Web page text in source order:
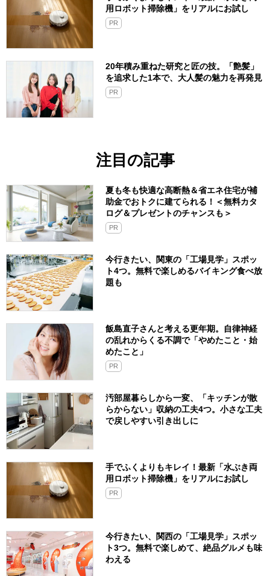
用ロボット掃除機」をリアルにお試し
PR
20年積み重ねた研究と匠の技。「艶髪」
を追求した1本で、大人髪の魅力を再発見
PR
注目の記事
夏も冬も快適な高断熱＆省エネ住宅が補
助金でおトクに建てられる！＜無料カタ
ログ＆プレゼントのチャンスも＞
PR
今行きたい、関東の「工場見学」スポッ
ト4つ。無料で楽しめるバイキング食べ放
題も
飯島直子さんと考える更年期。自律神経
の乱れからくる不調で「やめたこと・始
めたこと」
PR
汚部屋暮らしから一変、「キッチンが散
らからない」収納の工夫4つ。小さな工夫
で戻しやすい引き出しに
手でふくよりもキレイ！最新「水ぶき両
用ロボット掃除機」をリアルにお試し
PR
今行きたい、関西の「工場見学」スポッ
ト3つ。無料で楽しめて、絶品グルメも味
わえる